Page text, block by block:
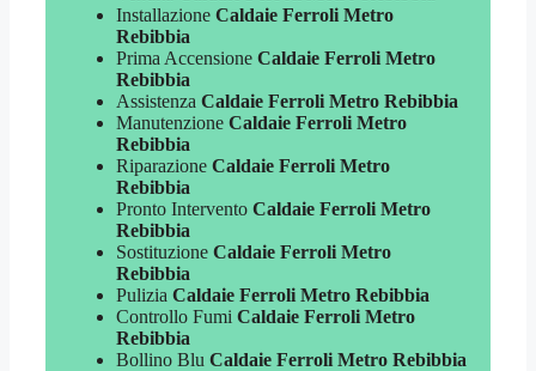
Installazione Caldaie Ferroli Metro
Rebibbia
Prima Accensione Caldaie Ferroli Metro
Rebibbia
Assistenza Caldaie Ferroli Metro Rebibbia
Manutenzione Caldaie Ferroli Metro
Rebibbia
Riparazione Caldaie Ferroli Metro
Rebibbia
Pronto Intervento Caldaie Ferroli Metro
Rebibbia
Sostituzione Caldaie Ferroli Metro
Rebibbia
Pulizia Caldaie Ferroli Metro Rebibbia
Controllo Fumi Caldaie Ferroli Metro
Rebibbia
Bollino Blu Caldaie Ferroli Metro Rebibbia